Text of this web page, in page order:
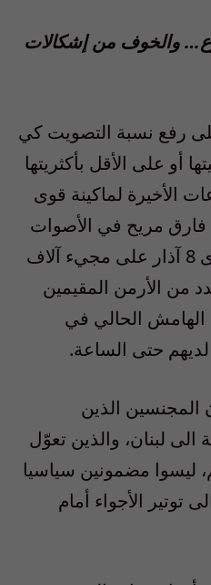
والخوف من إشكالات
رفع نسبة التصويت كي
أو على الأقل بأكثريتها
الأخيرة لماكينة قوى
فارق مريح في الأصوات
لمصلحتها، فيما تعوّل قوى 8 آذار على مجيء آلاف
من الأرمن المقيمين
الحالي في
حتى الساعة.
المجنسين الذين
لبنان، والذين تعوّل
ليسوا مضمونين سياسيا
توتير الأجواء أمام